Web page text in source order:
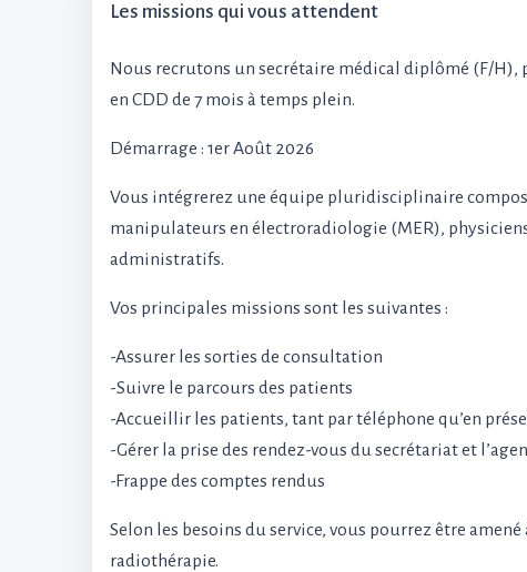
Les missions qui vous attendent
Nous recrutons un secrétaire médical diplômé (F/
en CDD de 7 mois à temps plein.
Démarrage : 1er Août 2026
Vous intégrerez une équipe pluridisciplinaire
manipulateurs en électroradiologie (MER),
administratifs.
Vos principales missions sont les suivantes :
-Assurer les sorties de consultation
-Suivre le parcours des patients
-Accueillir les patients, tant par téléphone qu’en
-Gérer la prise des rendez-vous du secrétariat et
-Frappe des comptes rendus
Selon les besoins du service, vous pourrez être
radiothérapie.